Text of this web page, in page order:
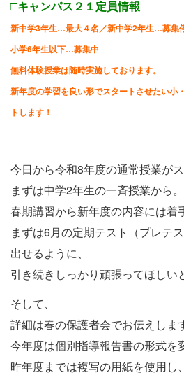
□キャンパス２１定員情報
新中学3年生…最大４名／新中学2年生…募集
小学6年生以下…募集中
無料体験授業は随時実施しております。
新年度の学習を良い形でスタートさせたい小
トします！
今日から令和8年度の通常授業がス
まずは中学2年生の一斉授業から。
春期講習から新年度の内容には着
まずは6月の定期テスト（プレテ
出せるように、
引き続きしっかり頑張ってほしい
そして、
詳細は春の保護者会でお伝えしま
今年度は個別指導報告書の形式を
昨年度までは複写の用紙を使用し、